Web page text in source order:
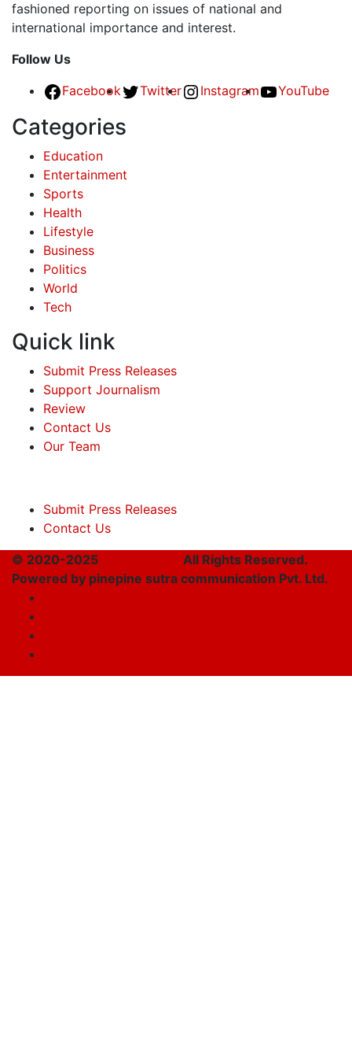
fashioned reporting on issues of national and
international importance and interest.
Follow Us
Facebook
Twitter Instagram YouTube
Categories
Education
Entertainment
Sports
Health
Lifestyle
Business
Politics
World
Tech
Quick link
Submit Press Releases
Support Journalism
Review
Contact Us
Our Team
Submit Press Releases
Contact Us
© 2020-2025
All Rights Reserved.
Powered by pinepine sutra communication Pvt. Ltd.